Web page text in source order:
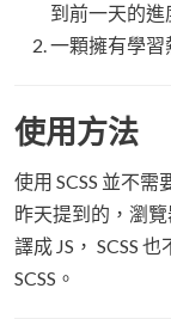
到前一天的
一顆擁有學習
使用方法
使用 SCSS 並不
昨天提到的，瀏
譯成 JS， SCSS
SCSS。